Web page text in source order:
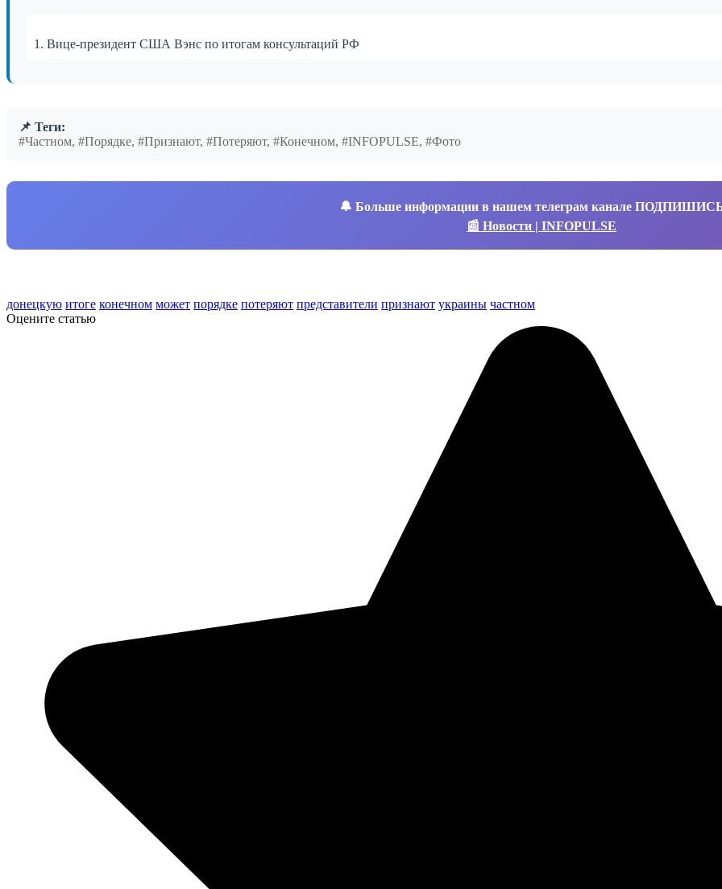
1. Вице-президент США Вэнс по итогам консультаций РФ
📌 Теги:
#Частном, #Порядке, #Признают, #Потеряют, #Конечном, #INFOPULSE, #Фото
🔔 Больше информации в нашем телеграм канале
📰 Новости | INFOPULSE
донецкую итоге конечном может порядке потеряют представители признают украины частном
Оцените статью